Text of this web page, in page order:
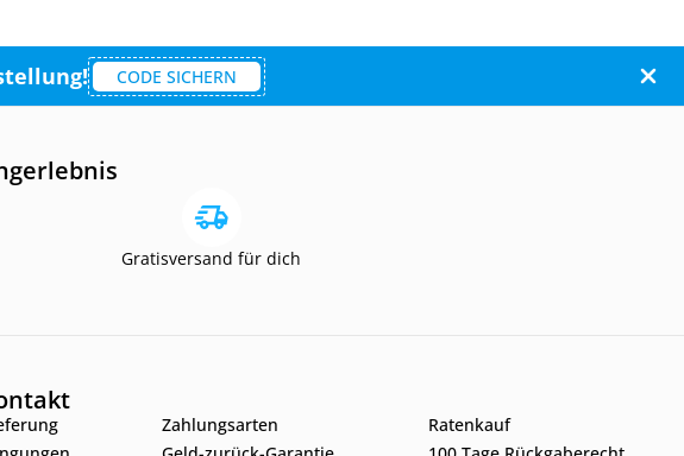
CODE SICHERN
Gratisversand für dich
Zahlungsarten
Ratenkauf